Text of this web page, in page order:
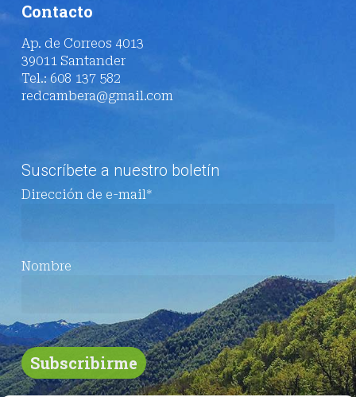
Contacto
Ap. de Correos 4013
39011 Santander
Tel.: 608 137 582
redcambera@gmail.com
Suscríbete a nuestro boletín
Dirección de e-mail*
Nombre